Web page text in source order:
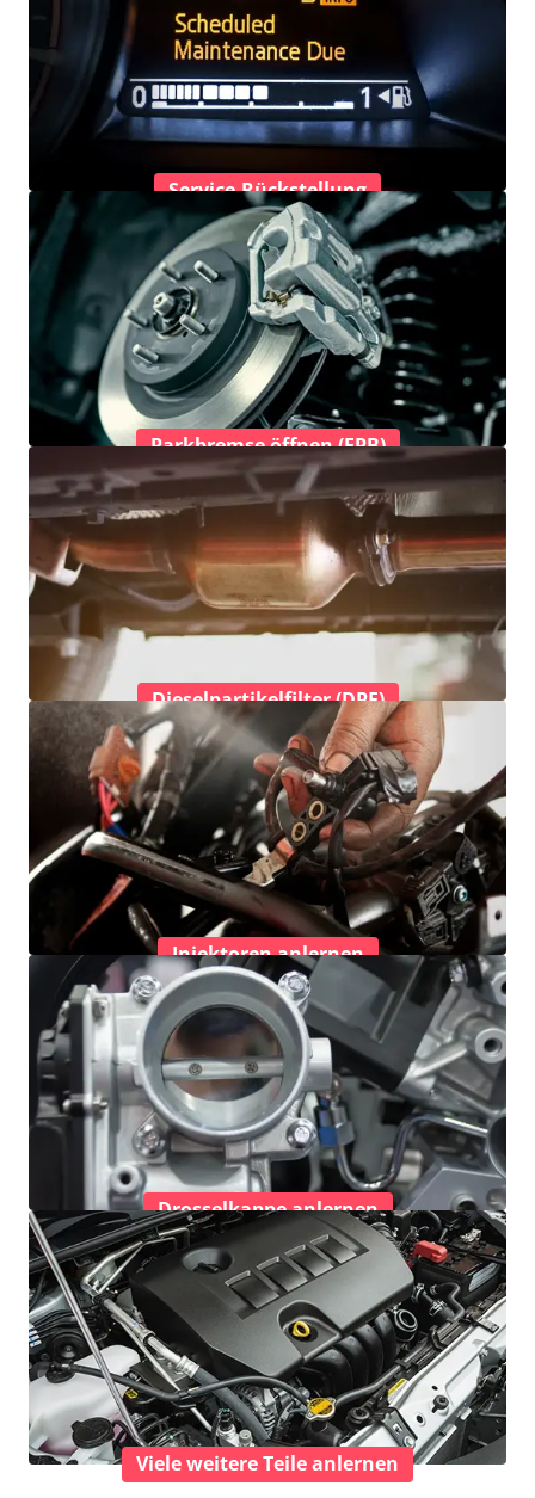
Service-Rückstellung
Parkbremse öffnen (EPB)
Dieselpartikelfilter (DPF)
Injektoren anlernen
Drosselkappe anlernen
Viele weitere Teile anlernen